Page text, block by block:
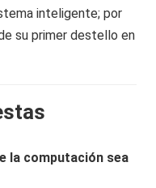
inteligente; por
su primer destello en
la computación sea